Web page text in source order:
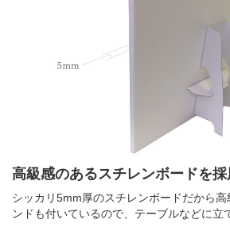
高級感のあるスチレンボードを採
シッカリ5mm厚のスチレンボードだから
ンドも付いているので、テーブルなどに立